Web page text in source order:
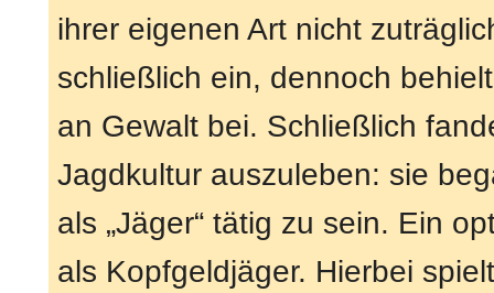
ihrer eigenen Art nicht
schließlich ein, dennoch
an Gewalt bei. Schließlich
Jagdkultur auszuleben: sie
als „Jäger“ tätig zu sein. Ein
als Kopfgeldjäger. Hierbei